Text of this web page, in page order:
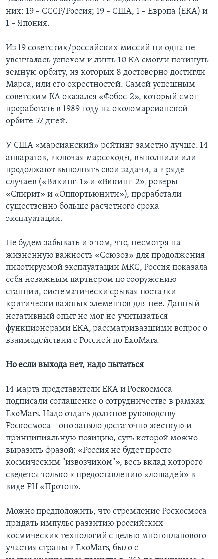
них: 19 – СССР/Россия; 19 – США, 1 – Европа (ЕКА) и
1 – Япония.
Из 19 советских/российских миссий ни одна не
увенчалась успехом и лишь 10 КА смогли покинуть
земную орбиту, из которых 8 достоверно достигли
Марса, или его окрестностей. Самой успешным
советским КА оказался «Фобос-2», который смог
проработать в 1989 году на околомарсианской
орбите 57 дней.
У США «марсианский» рейтинг заметно лучше. 14
аппаратов, включая марсоходы, выполнили или
продолжают выполнять свои задачи, а в ряде
случаев («Викинг-1» и «Викинг-2», роверы
«Спирит» и «Оппортьюнити»), проработали
существенно больше расчетного срока
эксплуатации.
Не будем забывать и о том, что, несмотря на
жизненную важность «Союзов» для продолжения
пилотируемой эксплуатации МКС, Россия показала
себя неважным партнером по сооружению
станции, систематически срывая поставки
критически важных элементов для нее. Данный
негативный опыт не мог не учитываться
функционерами ЕКА, рассматривавшими вопрос о
взаимодействии с Россией по ExoMars.
Но если выхода нет, надо пытаться
14 марта представители ЕКА и Роскосмоса
подписали соглашение о сотрудничестве в рамках
ExoMars. Надо отдать должное руководству
Роскосмоса – оно заняло достаточно жесткую и
принципиальную позицию, суть которой можно
выразить фразой: «Россия не будет просто
космическим "извозчиком"», весь вклад которого
сведется только к предоставлению «лошадей» в
виде РН «Протон».
Можно предположить, что стремление Роскосмоса
придать импульс развитию российских
космических технологий с целью многопланового
участия страны в ExoMars, было с